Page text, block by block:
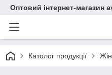
Оптовий інтернет-магазин
Католог продукції